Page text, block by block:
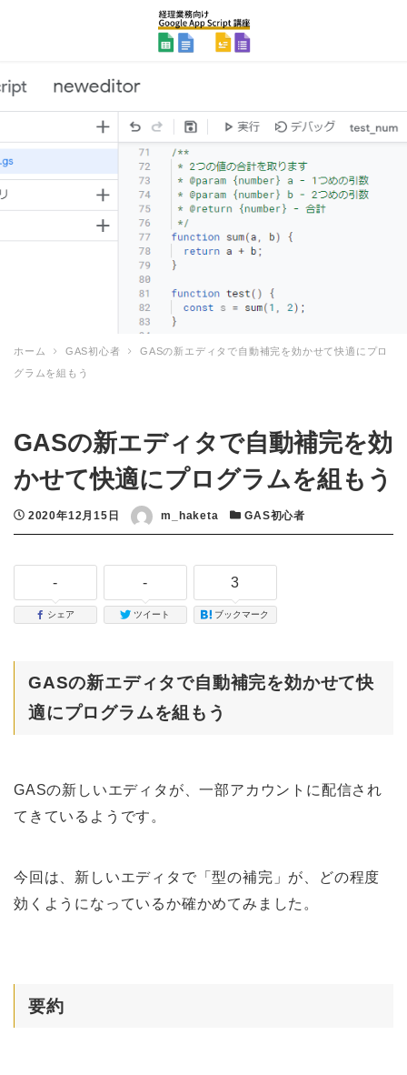
ホーム GAS初心者
GASの新エディタで自動補完を効かせて快適にプロ
グラムを組もう
GASの新エディタで自動補完を効
かせて快適にプログラムを組もう
投稿日
2020年12月15日 著者 m_haketa カテゴリー
GAS初心者
-
シェア
-
ツイート
3
ブックマーク
GASの新エディタで自動補完を効かせて快
適にプログラムを組もう
GASの新しいエディタが、一部アカウントに配信され
てきているようです。
今回は、新しいエディタで「型の補完」が、どの程度
効くようになっているか確かめてみました。
要約